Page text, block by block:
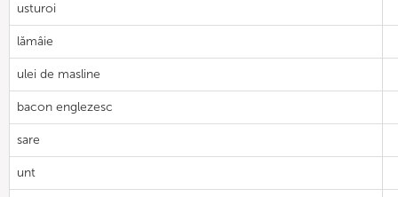
usturoi
lămâie
ulei de masline
bacon englezesc
sare
unt